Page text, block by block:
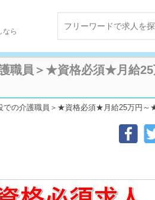
なら
護職員＞★資格必須★月給
での介護職員＞★資格必須★月給25万円